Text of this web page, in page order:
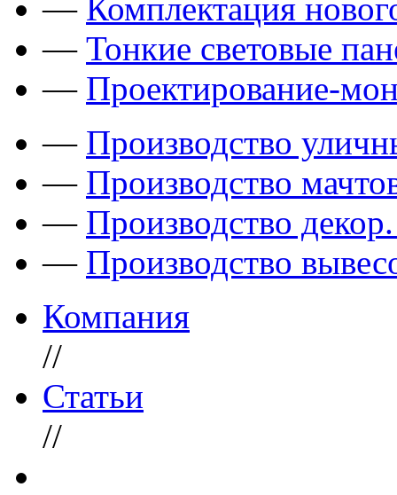
— Комплектация
— Тонкие световые
— Проектирование-
— Производство
— Производство
— Производство
— Производство
Компания
//
Статьи
//